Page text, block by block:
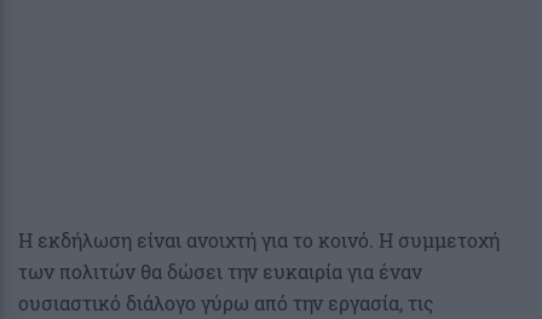
Η εκδήλωση είναι ανοιχτή για το κοινό. Η συμμετοχή
των πολιτών θα δώσει την ευκαιρία για έναν
ουσιαστικό διάλογο γύρω από την εργασία, τις